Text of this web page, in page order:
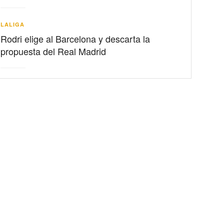
LALIGA
Rodri elige al Barcelona y descarta la
propuesta del Real Madrid